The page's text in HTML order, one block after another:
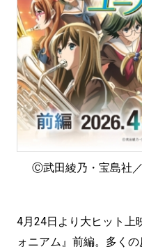
Ⓒ武田綾乃・宝島社
4月24日より大ヒット上
ォニアム』前編。多く